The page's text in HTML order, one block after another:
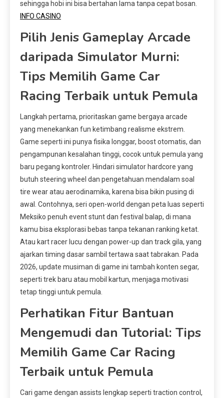
sehingga hobi ini bisa bertahan lama tanpa cepat bosan.
INFO CASINO
Pilih Jenis Gameplay Arcade
daripada Simulator Murni:
Tips Memilih Game Car
Racing Terbaik untuk Pemula
Langkah pertama, prioritaskan game bergaya arcade
yang menekankan fun ketimbang realisme ekstrem.
Game seperti ini punya fisika longgar, boost otomatis, dan
pengampunan kesalahan tinggi, cocok untuk pemula yang
baru pegang kontroler. Hindari simulator hardcore yang
butuh steering wheel dan pengetahuan mendalam soal
tire wear atau aerodinamika, karena bisa bikin pusing di
awal. Contohnya, seri open-world dengan peta luas seperti
Meksiko penuh event stunt dan festival balap, di mana
kamu bisa eksplorasi bebas tanpa tekanan ranking ketat.
Atau kart racer lucu dengan power-up dan track gila, yang
ajarkan timing dasar sambil tertawa saat tabrakan. Pada
2026, update musiman di game ini tambah konten segar,
seperti trek baru atau mobil kartun, menjaga motivasi
tetap tinggi untuk pemula.
Perhatikan Fitur Bantuan
Mengemudi dan Tutorial: Tips
Memilih Game Car Racing
Terbaik untuk Pemula
Cari game dengan assists lengkap seperti traction control,